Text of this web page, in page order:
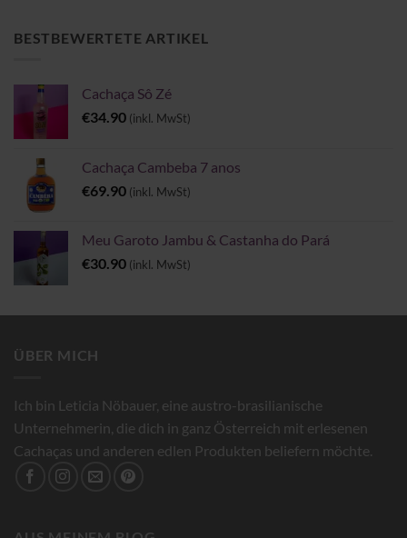
€6.00
BESTBEWERTETE ARTIKEL
Cachaça Sô Zé
€34.90 (inkl. MwSt)
Cachaça Cambeba 7 anos
€69.90 (inkl. MwSt)
Meu Garoto Jambu & Castanha do Pará
€30.90 (inkl. MwSt)
ÜBER MICH
Ich bin Leticia Nöbauer, eine austro-brasilianische
Unternehmerin, die dich in ganz Österreich mit erlesenen
Cachaças und anderen edlen Produkten beliefern möchte.